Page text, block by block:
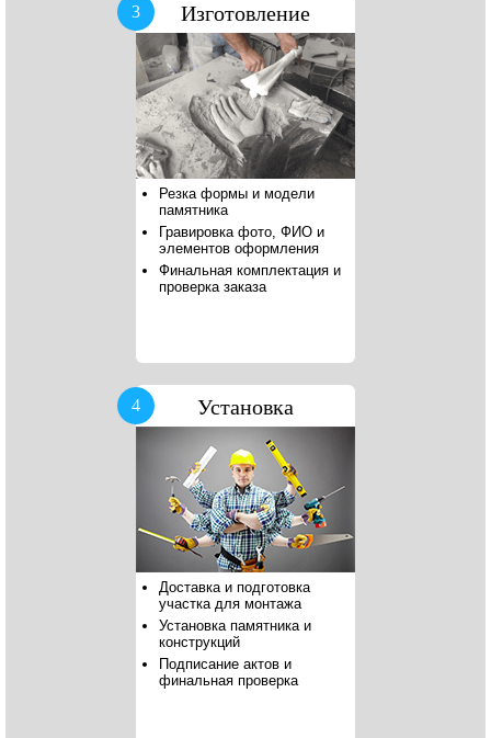
3 Изготовление
Резка формы и модели
памятника
Гравировка фото, ФИО и
элементов оформления
Финальная комплектация и
проверка заказа
4 Установка
Доставка и подготовка
участка для монтажа
Установка памятника и
конструкций
Подписание актов и
финальная проверка